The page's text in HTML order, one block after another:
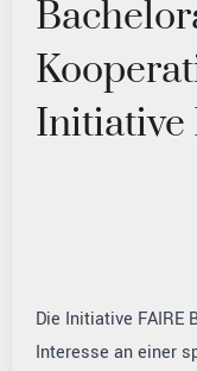
Initiative
Die Initiative FAIRE
Interesse an einer